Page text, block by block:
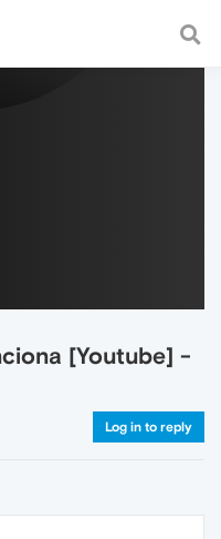
a fast and
[Youtube] -
Log in to reply